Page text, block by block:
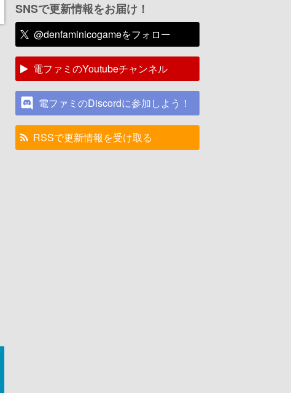
SNSで更新情報をお届け！
@denfaminicogameをフォロー
電ファミのYoutubeチャンネル
電ファミのDiscordに参加しよう！
RSSで更新情報を受け取る